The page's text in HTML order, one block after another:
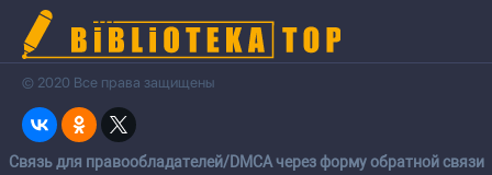
© 2020 Все права защищены
Cвязь для правообладателей/DMCA через форму обратной связи